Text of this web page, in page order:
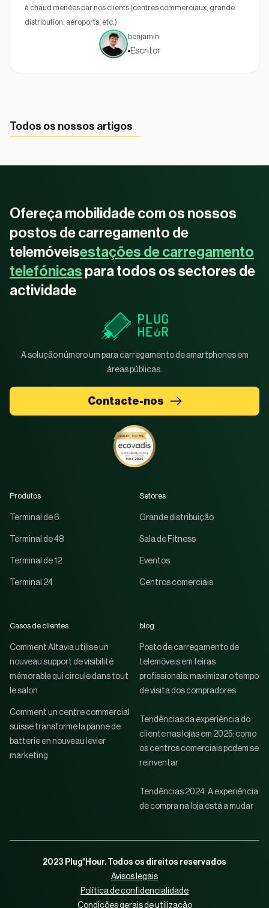
à chaud menées par nos clients (centres commerciaux, grande
distribution, aéroports, etc.)
benjamin
Escritor
Todos os nossos artigos
Ofereça mobilidade com os nossos
postos de carregamento de
telemóveisestações de carregamento
telefónicas para todos os sectores de
actividade
A solução número um para carregamento de smartphones em
áreas públicas.
Contacte-nos
Produtos
Terminal de 6
Terminal de 48
Terminal de 12
Terminal 24
Setores
Grande distribuição
Sala de Fitness
Eventos
Centros comerciais
Casos de clientes
Comment Altavia utilise un
nouveau support de visibilité
mémorable qui circule dans tout
le salon
Comment un centre commercial
suisse transforme la panne de
batterie en nouveau levier
marketing
blog
Posto de carregamento de
telemóveis em feiras
profissionais: maximizar o tempo
de visita dos compradores
Tendências da experiência do
cliente nas lojas em 2025: como
os centros comerciais podem se
reinventar
Tendências 2024: A experiência
de compra na loja está a mudar
2023 Plug'Hour. Todos os direitos reservados
Avisos legais
Política de confidencialidade
Condições gerais de utilização